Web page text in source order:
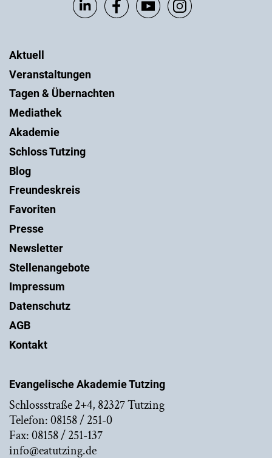
Evangelische Akademie Tutzing
Schlossstraße 2+4, 82327 Tutzing
Telefon: 08158 / 251-0
Fax: 08158 / 251-137
info@eatutzing.de
Aktuell
Veranstaltungen
Tagen & Übernachten
Mediathek
Akademie
Schloss Tutzing
Blog
Freundeskreis
Favoriten
Presse
Newsletter
Stellenangebote
Impressum
Datenschutz
AGB
Kontakt